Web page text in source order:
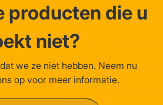
producten die u
niet?
we ze niet hebben. Neem nu
op voor meer informatie.